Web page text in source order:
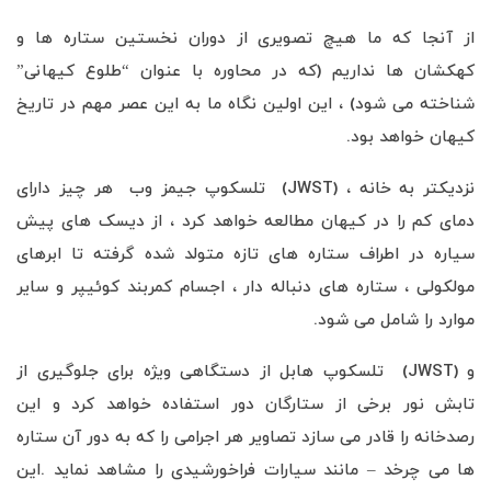
از آنجا که ما هیچ تصویری از دوران نخستین ستاره ها و
کهکشان ها نداریم (که در محاوره با عنوان “طلوع کیهانی”
شناخته می شود) ، این اولین نگاه ما به این عصر مهم در تاریخ
کیهان خواهد بود.
نزدیکتر به خانه ، (JWST) تلسکوپ جیمز وب هر چیز دارای
دمای کم را در کیهان مطالعه خواهد کرد ، از دیسک های پیش
سیاره در اطراف ستاره های تازه متولد شده گرفته تا ابرهای
مولکولی ، ستاره های دنباله دار ، اجسام کمربند کوئیپر و سایر
موارد را شامل می شود.
و (JWST) تلسکوپ هابل از دستگاهی ویژه برای جلوگیری از
تابش نور برخی از ستارگان دور استفاده خواهد کرد و این
رصدخانه را قادر می سازد تصاویر هر اجرامی را که به دور آن ستاره
ها می چرخد – مانند سیارات فراخورشیدی را مشاهد نماید .این